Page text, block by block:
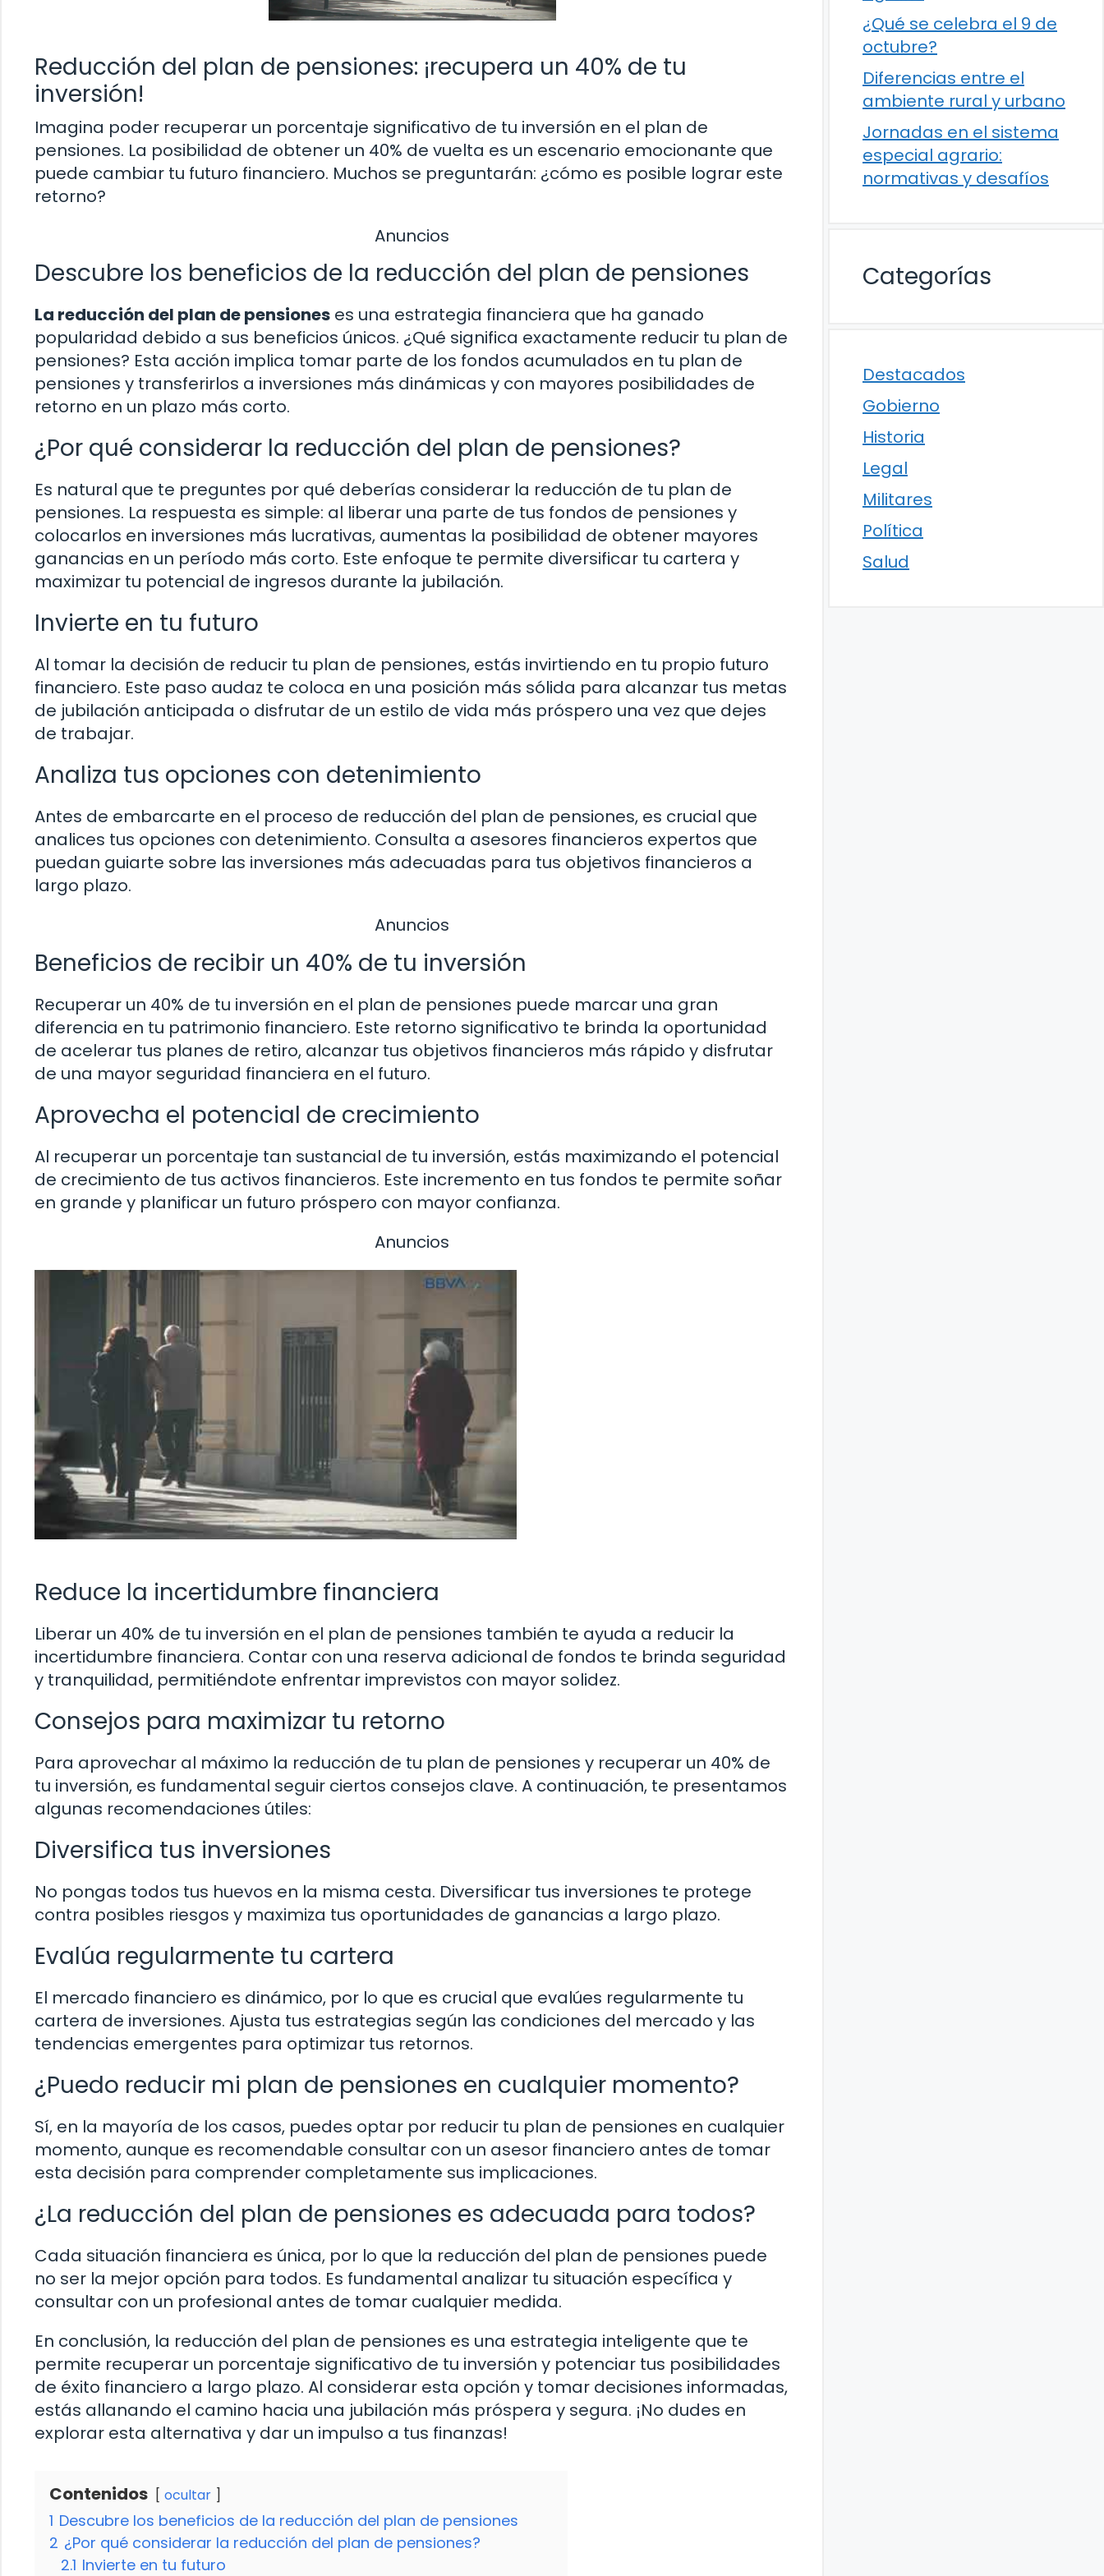
Reducción del plan de pensiones: ¡recupera un 40% de tu
inversión!
Imagina poder recuperar un porcentaje significativo de tu inversión en el plan de
pensiones. La posibilidad de obtener un 40% de vuelta es un escenario emocionante que
puede cambiar tu futuro financiero. Muchos se preguntarán: ¿cómo es posible lograr este
retorno?
Anuncios
Descubre los beneficios de la reducción del plan de pensiones
La reducción del plan de pensiones es una estrategia financiera que ha ganado
popularidad debido a sus beneficios únicos. ¿Qué significa exactamente reducir tu plan de
pensiones? Esta acción implica tomar parte de los fondos acumulados en tu plan de
pensiones y transferirlos a inversiones más dinámicas y con mayores posibilidades de
retorno en un plazo más corto.
¿Por qué considerar la reducción del plan de pensiones?
Es natural que te preguntes por qué deberías considerar la reducción de tu plan de
pensiones. La respuesta es simple: al liberar una parte de tus fondos de pensiones y
colocarlos en inversiones más lucrativas, aumentas la posibilidad de obtener mayores
ganancias en un período más corto. Este enfoque te permite diversificar tu cartera y
maximizar tu potencial de ingresos durante la jubilación.
Invierte en tu futuro
Al tomar la decisión de reducir tu plan de pensiones, estás invirtiendo en tu propio futuro
financiero. Este paso audaz te coloca en una posición más sólida para alcanzar tus metas
de jubilación anticipada o disfrutar de un estilo de vida más próspero una vez que dejes
de trabajar.
Analiza tus opciones con detenimiento
Antes de embarcarte en el proceso de reducción del plan de pensiones, es crucial que
analices tus opciones con detenimiento. Consulta a asesores financieros expertos que
puedan guiarte sobre las inversiones más adecuadas para tus objetivos financieros a
largo plazo.
Anuncios
Beneficios de recibir un 40% de tu inversión
Recuperar un 40% de tu inversión en el plan de pensiones puede marcar una gran
diferencia en tu patrimonio financiero. Este retorno significativo te brinda la oportunidad
de acelerar tus planes de retiro, alcanzar tus objetivos financieros más rápido y disfrutar
de una mayor seguridad financiera en el futuro.
Aprovecha el potencial de crecimiento
Al recuperar un porcentaje tan sustancial de tu inversión, estás maximizando el potencial
de crecimiento de tus activos financieros. Este incremento en tus fondos te permite soñar
en grande y planificar un futuro próspero con mayor confianza.
Anuncios
Reduce la incertidumbre financiera
Liberar un 40% de tu inversión en el plan de pensiones también te ayuda a reducir la
incertidumbre financiera. Contar con una reserva adicional de fondos te brinda seguridad
y tranquilidad, permitiéndote enfrentar imprevistos con mayor solidez.
Consejos para maximizar tu retorno
Para aprovechar al máximo la reducción de tu plan de pensiones y recuperar un 40% de
tu inversión, es fundamental seguir ciertos consejos clave. A continuación, te presentamos
algunas recomendaciones útiles:
Diversifica tus inversiones
No pongas todos tus huevos en la misma cesta. Diversificar tus inversiones te protege
contra posibles riesgos y maximiza tus oportunidades de ganancias a largo plazo.
Evalúa regularmente tu cartera
El mercado financiero es dinámico, por lo que es crucial que evalúes regularmente tu
cartera de inversiones. Ajusta tus estrategias según las condiciones del mercado y las
tendencias emergentes para optimizar tus retornos.
¿Puedo reducir mi plan de pensiones en cualquier momento?
Sí, en la mayoría de los casos, puedes optar por reducir tu plan de pensiones en cualquier
momento, aunque es recomendable consultar con un asesor financiero antes de tomar
esta decisión para comprender completamente sus implicaciones.
¿La reducción del plan de pensiones es adecuada para todos?
Cada situación financiera es única, por lo que la reducción del plan de pensiones puede
no ser la mejor opción para todos. Es fundamental analizar tu situación específica y
consultar con un profesional antes de tomar cualquier medida.
En conclusión, la reducción del plan de pensiones es una estrategia inteligente que te
permite recuperar un porcentaje significativo de tu inversión y potenciar tus posibilidades
de éxito financiero a largo plazo. Al considerar esta opción y tomar decisiones informadas,
estás allanando el camino hacia una jubilación más próspera y segura. ¡No dudes en
explorar esta alternativa y dar un impulso a tus finanzas!
Contenidos ocultar
1 Descubre los beneficios de la reducción del plan de pensiones
2 ¿Por qué considerar la reducción del plan de pensiones?
2.1 Invierte en tu futuro
¿Qué se celebra el 9 de
octubre?
Diferencias entre el
ambiente rural y urbano
Jornadas en el sistema
especial agrario:
normativas y desafíos
Categorías
Destacados
Gobierno
Historia
Legal
Militares
Política
Salud